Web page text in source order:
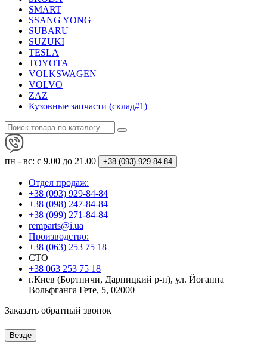
SMART
SSANG YONG
SUBARU
SUZUKI
TESLA
TOYOTA
VOLKSWAGEN
VOLVO
ZAZ
Кузовные запчасти (склад#1)
пн - вс: с 9.00 до 21.00 +38 (093) 929-84-84
Отдел продаж:
+38 (093) 929-84-84
+38 (098) 247-84-84
+38 (099) 271-84-84
remparts@i.ua
Производство:
+38 (063) 253 75 18
СТО
+38 063 253 75 18
г.Киев (Бортничи, Дарницкий р-н), ул. Йоганна
Вольфганга Гете, 5, 02000
Заказать обратный звонок
Везде